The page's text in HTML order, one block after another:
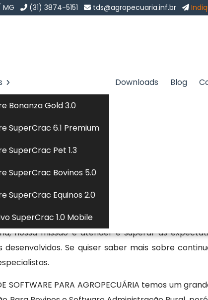
(31) 3874-5151 tds@agropecuaria.inf.br
Bonanza Gold 3.0
SuperCrac 6.1 Premium
SuperCrac Pet 1.3
SuperCrac Bovinos 5.0
SuperCrac Equinos 2.0
SuperCrac 1.0 Mobile
Downloads Blog
Peixes em Santo
em Santo Domingo
encontrou o lugar certo. Seja bem-vindo a
o objetivo de atender a demanda de
nossa missão é atender e superar as
Se quiser saber mais sobre
SOFTWARE PARA AGROPECUÁRIA temos um